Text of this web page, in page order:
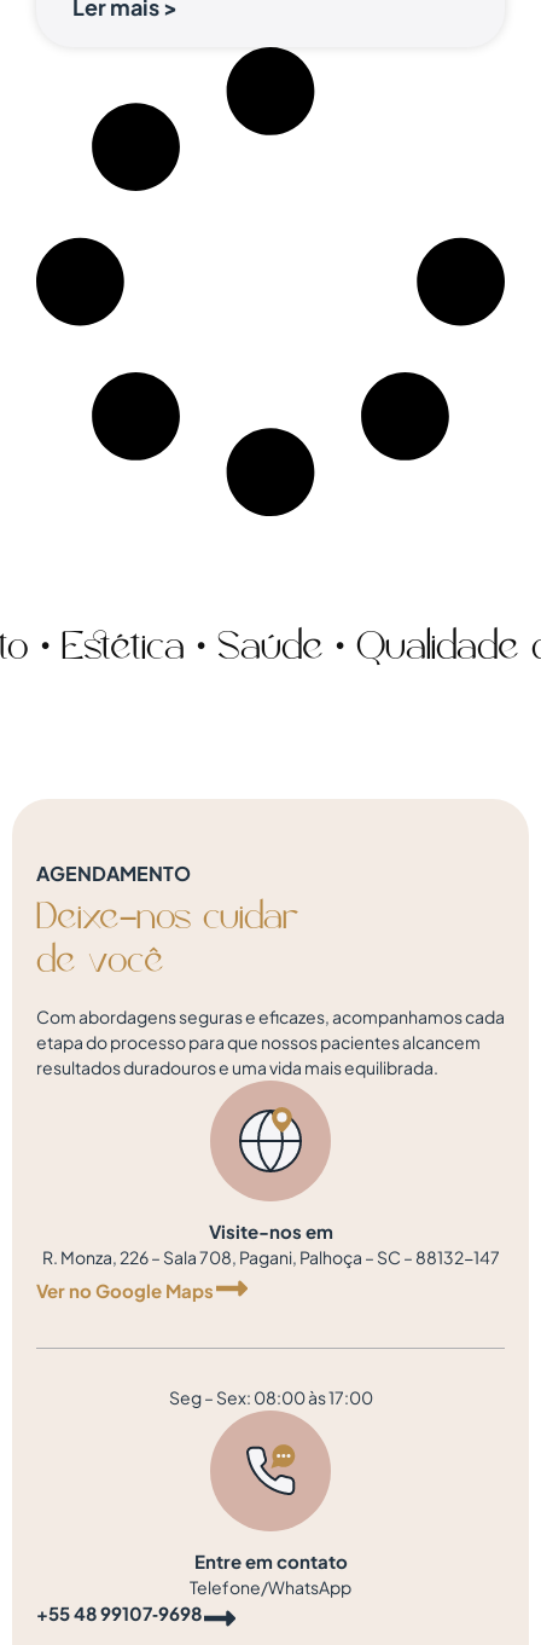
Ler mais >
• Saúde • Qualidade
AGENDAMENTO
Deixe-nos cuidar
de você
Com abordagens seguras e eficazes, acompanhamos cada
etapa do processo para que nossos pacientes alcancem
resultados duradouros e uma vida mais equilibrada.
Visite-nos em
R. Monza, 226 – Sala 708, Pagani, Palhoça – SC – 88132-147
Ver no Google Maps
Seg – Sex: 08:00 às 17:00
Entre em contato
Telefone/WhatsApp
‪+55 48 99107‑9698‬